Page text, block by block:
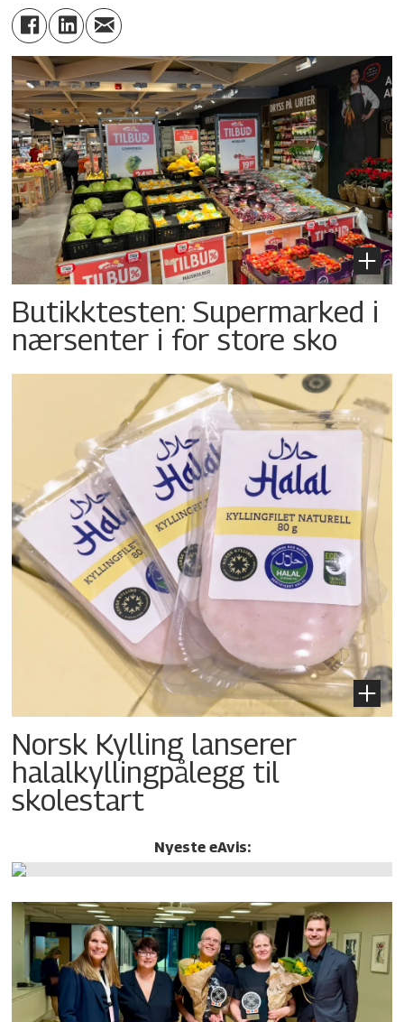
Butikktesten: Supermarked i
nærsenter i for store sko
Norsk Kylling lanserer
halalkylling­pålegg til
skolestart
Nyeste eAvis: